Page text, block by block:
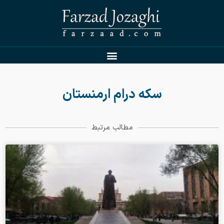
سکه درام ارمنستان
مطالب مرتبط